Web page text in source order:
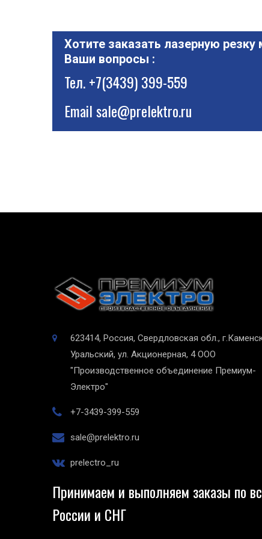
Хотите заказать лазерную
Ваши вопросы :
Тел.+7(3439) 399-559
Emailsale@prelektro.ru
623414, Россия, Свердловская обл.,
Уральский, ул. Акционерная, 4 ООО
"Производственное объединение Премиум-
Электро"
+7-3439-399-559
sale@prelektro.ru
prelectro_ru
Принимаем и выполняем заказы по
России и СНГ